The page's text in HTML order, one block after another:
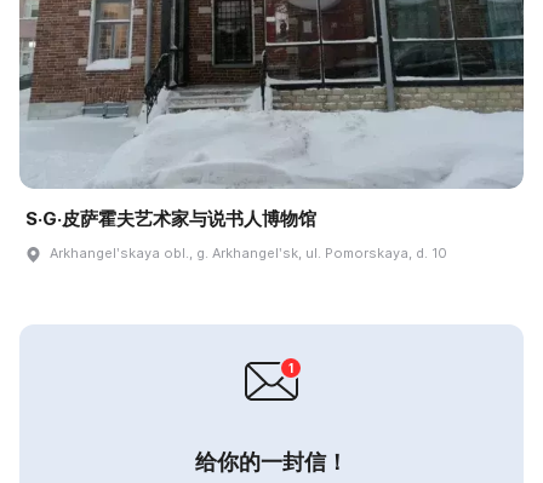
S·G·皮萨霍夫艺术家与说书人博物馆
Arkhangelʹskaya obl., g. Arkhangelʹsk, ul. Pomorskaya, d. 10
给你的一封信！